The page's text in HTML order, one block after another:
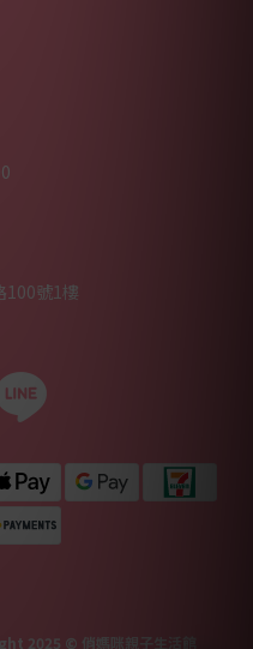
100號1樓
2025 © 俏媽咪親子生活館